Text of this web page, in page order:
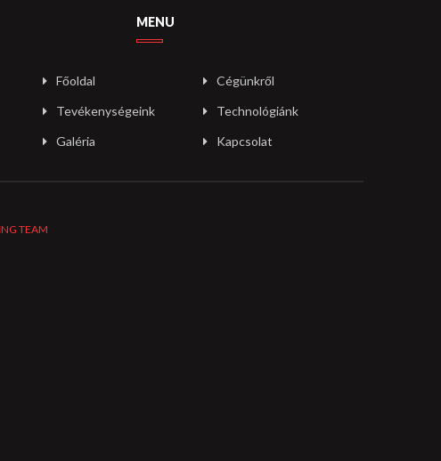
MENU
Főoldal
Cégünkről
Tevékenységeink
Technológiánk
Galéria
Kapcsolat
TEAM